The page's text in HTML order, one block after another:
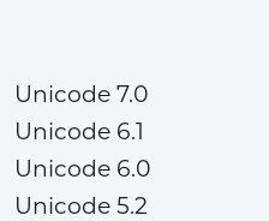
Unicode 7.0
Unicode 6.1
Unicode 6.0
Unicode 5.2